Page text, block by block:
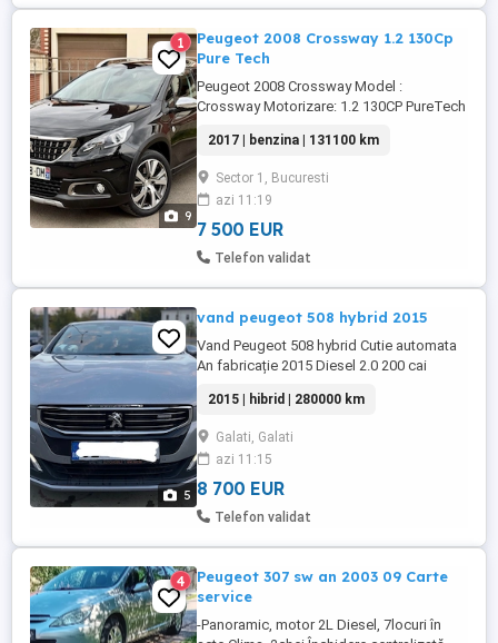
9
1
Peugeot 2008 Crossway 1.2 130Cp
Pure Tech
Peugeot 2008 Crossway Model :
Crossway Motorizare: 1.2 130CP PureTech
2017- Euro 6 Optiuni: Cutie manuala 6+1
Trepte Dublu climatronic Pachet
Crossway Plafon Panoramic Pachet Full
Chrome Interior cu piele și Alcantara
Sistem Mirror Screen cu conectare ...
2017 | benzina | 131100 km
Sector 1, Bucuresti
azi 11:19
7 500 EUR
Telefon validat
5
vand peugeot 508 hybrid 2015
Vand Peugeot 508 hybrid Cutie automata
An fabricație 2015 Diesel 2.0 200 cai
jante pe 17 ITP valabil pana in 2028
Distributie schimbata, role de intinzator
schimbate Masinii i s-au facut schimburile
si reparatiile doar la reprezentanta la
Braila, totul a fost tinut ...
2015 | hibrid | 280000 km
Galati, Galati
azi 11:15
8 700 EUR
Telefon validat
4
Peugeot 307 sw an 2003 09 Carte
service
-Panoramic, motor 2L Diesel, 7locuri în